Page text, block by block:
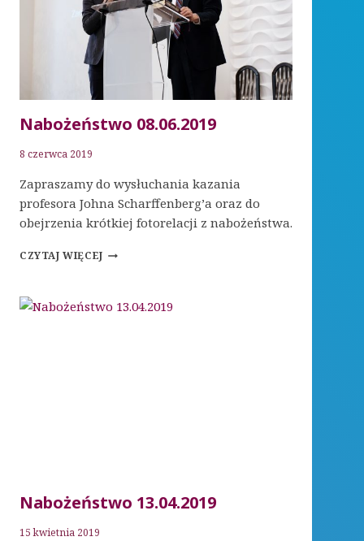
Nabożeństwo 08.06.2019
8 czerwca 2019
Zapraszamy do wysłuchania kazania
profesora Johna Scharffenberg’a oraz do
obejrzenia krótkiej fotorelacji z nabożeństwa.
CZYTAJ WIĘCEJNABOŻEŃSTWO
Nabożeństwo 13.04.2019
15 kwietnia 2019